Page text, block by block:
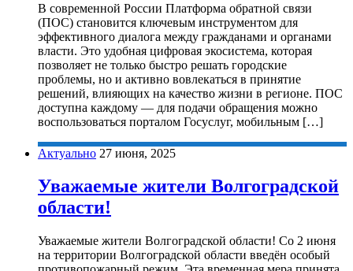
В современной России Платформа обратной связи
(ПОС) становится ключевым инструментом для
эффективного диалога между гражданами и органами
власти. Это удобная цифровая экосистема, которая
позволяет не только быстро решать городские
проблемы, но и активно вовлекаться в принятие
решений, влияющих на качество жизни в регионе. ПОС
доступна каждому — для подачи обращения можно
воспользоваться порталом Госуслуг, мобильным […]
Актуально 27 июня, 2025
Уважаемые жители Волгоградской
области!
Уважаемые жители Волгоградской области! Со 2 июня
на территории Волгоградской области введён особый